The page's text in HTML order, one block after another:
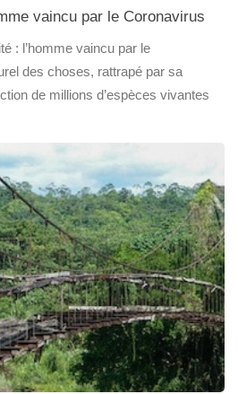
vaincu par le Coronavirus
: l’homme vaincu par le
des choses, rattrapé par sa
de millions d’espèces vivantes